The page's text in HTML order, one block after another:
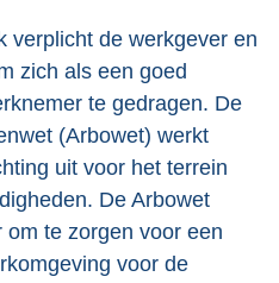
verplicht de werkgever en
zich als een goed
te gedragen. De
(Arbowet) werkt
uit voor het terrein
De Arbowet
te zorgen voor een
voor de